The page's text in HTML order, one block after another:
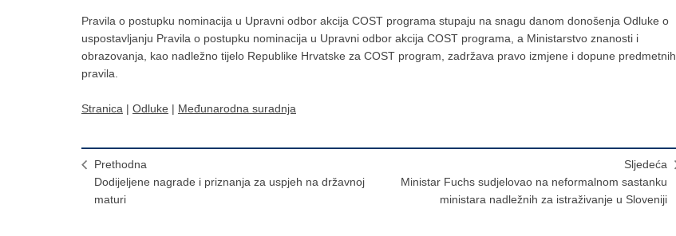
Pravila o postupku nominacija u Upravni odbor akcija COST programa stupaju na snagu danom donošenja Odluke o
uspostavljanju Pravila o postupku nominacija u Upravni odbor akcija COST programa, a Ministarstvo znanosti i
obrazovanja, kao nadležno tijelo Republike Hrvatske za COST program, zadržava pravo izmjene i dopune predmetnih
pravila.
Stranica | Odluke | Međunarodna suradnja
Prethodna
Dodijeljene nagrade i priznanja za uspjeh na državnoj
maturi
Sljedeća
Ministar Fuchs sudjelovao na neformalnom sastanku
ministara nadležnih za istraživanje u Sloveniji